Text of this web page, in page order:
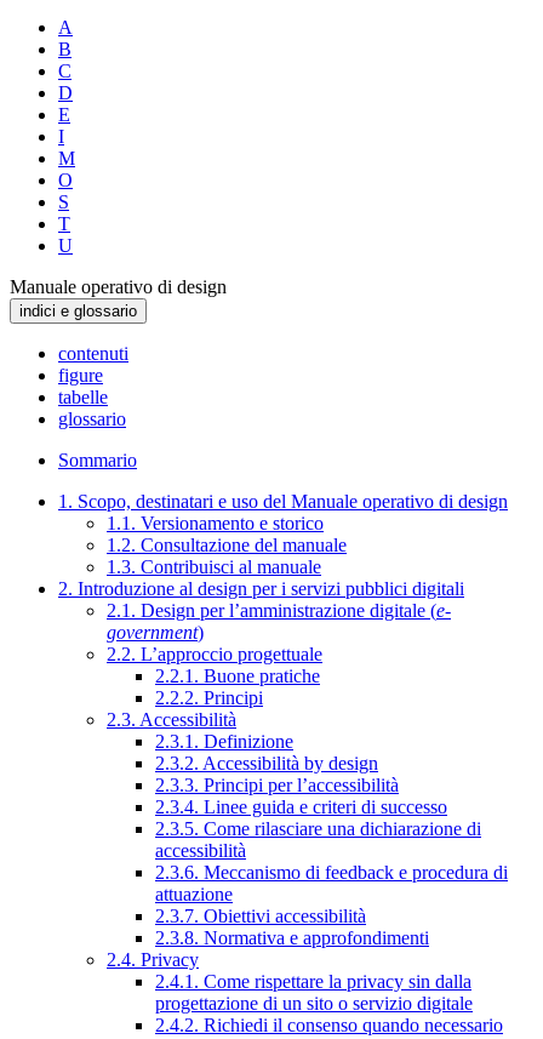
A
B
C
D
E
I
M
O
S
T
U
Manuale operativo di design
indici e glossario
contenuti
figure
tabelle
glossario
Sommario
1. Scopo, destinatari e uso del Manuale operativo di design
1.1. Versionamento e storico
1.2. Consultazione del manuale
1.3. Contribuisci al manuale
2. Introduzione al design per i servizi pubblici digitali
2.1. Design per l’amministrazione digitale (e-
government)
2.2. L’approccio progettuale
2.2.1. Buone pratiche
2.2.2. Principi
2.3. Accessibilità
2.3.1. Definizione
2.3.2. Accessibilità by design
2.3.3. Principi per l’accessibilità
2.3.4. Linee guida e criteri di successo
2.3.5. Come rilasciare una dichiarazione di
accessibilità
2.3.6. Meccanismo di feedback e procedura di
attuazione
2.3.7. Obiettivi accessibilità
2.3.8. Normativa e approfondimenti
2.4. Privacy
2.4.1. Come rispettare la privacy sin dalla
progettazione di un sito o servizio digitale
2.4.2. Richiedi il consenso quando necessario